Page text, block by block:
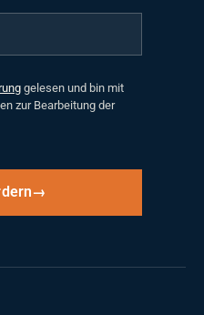
gelesen und bin mit
zur Bearbeitung der